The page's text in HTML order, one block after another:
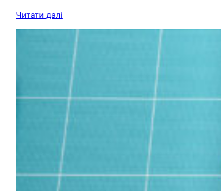
Читати далі